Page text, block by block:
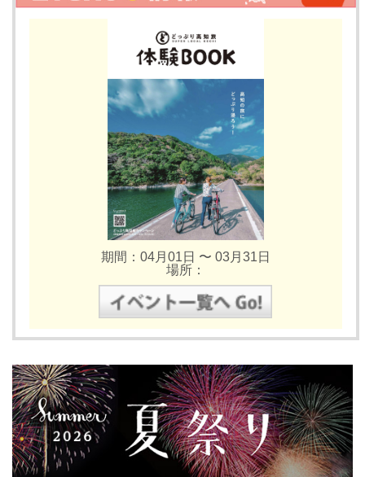
期間：04月01日 〜 03月31日
場所：